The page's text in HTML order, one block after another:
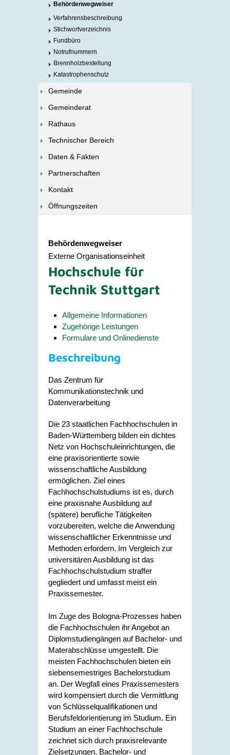
Behördenwegweiser
Verfahrensbeschreibung
Stichwortverzeichnis
Fundbüro
Notrufnummern
Brennholzbestellung
Katastrophenschutz
Gemeinde
Gemeinderat
Rathaus
Technischer Bereich
Daten & Fakten
Partnerschaften
Kontakt
Öffnungszeiten
Behördenwegweiser
Externe Organisationseinheit
Hochschule für
Technik Stuttgart
Allgemeine Informationen
Zugehörige Leistungen
Formulare und Onlinedienste
Beschreibung
Das Zentrum für
Kommunikationstechnik und
Datenverarbeitung
Die 23 staatlichen Fachhochschulen in
Baden-Württemberg bilden ein dichtes
Netz von Hochschuleinrichtungen, die
eine praxisorientierte sowie
wissenschaftliche Ausbildung
ermöglichen. Ziel eines
Fachhochschulstudiums ist es, durch
eine praxisnahe Ausbildung auf
(spätere) berufliche Tätigkeiten
vorzubereiten, welche die Anwendung
wissenschaftlicher Erkenntnisse und
Methoden erfordern. Im Vergleich zur
universitären Ausbildung ist das
Fachhochschulstudium straffer
gegliedert und umfasst meist ein
Praxissemester.
Im Zuge des Bologna-Prozesses haben
die Fachhochschulen ihr Angebot an
Diplomstudiengängen auf Bachelor- und
Materabschlüsse umgestellt. Die
meisten Fachhochschulen bieten ein
siebensemestriges Bachelorstudium
an. Der Wegfall eines Praxissemesters
wird kompensiert durch die Vermittlung
von Schlüsselqualifikationen und
Berufsfeldorientierung im Studium. Ein
Studium an einer Fachhochschule
zeichnet sich durch praxisrelevante
Zielsetzungen, Bachelor- und